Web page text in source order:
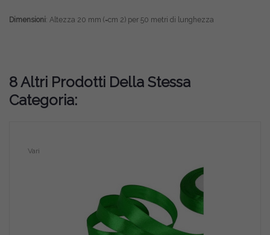
Dimensioni: Altezza 20 mm (=cm 2) per 50 metri di lunghezza
8 Altri Prodotti Della Stessa
Categoria:
Vari